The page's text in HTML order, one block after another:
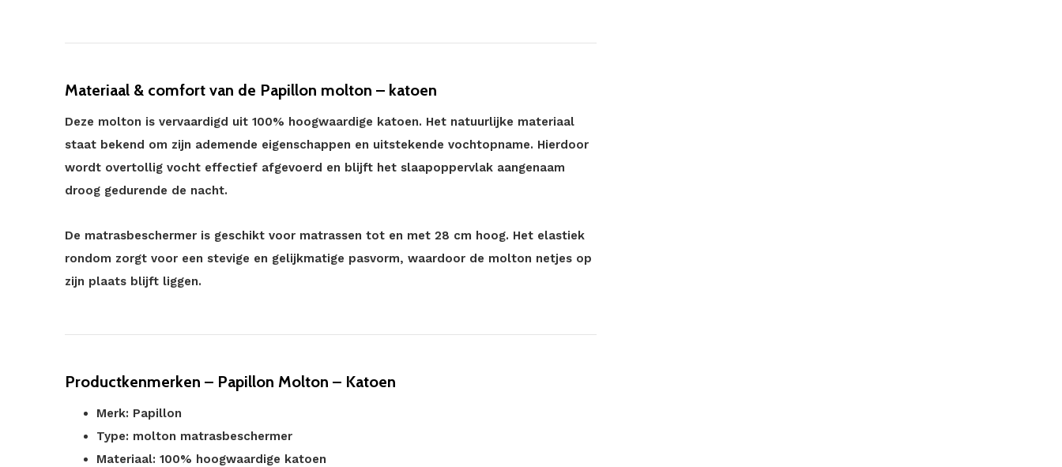
Materiaal & comfort van de Papillon molton – katoen
Deze molton is vervaardigd uit 100% hoogwaardige katoen. Het natuurlijke materiaal
staat bekend om zijn ademende eigenschappen en uitstekende vochtopname. Hierdoor
wordt overtollig vocht effectief afgevoerd en blijft het slaapoppervlak aangenaam
droog gedurende de nacht.
De matrasbeschermer is geschikt voor matrassen tot en met 28 cm hoog. Het elastiek
rondom zorgt voor een stevige en gelijkmatige pasvorm, waardoor de molton netjes op
zijn plaats blijft liggen.
Productkenmerken – Papillon Molton – Katoen
Merk: Papillon
Type: molton matrasbeschermer
Materiaal: 100% hoogwaardige katoen